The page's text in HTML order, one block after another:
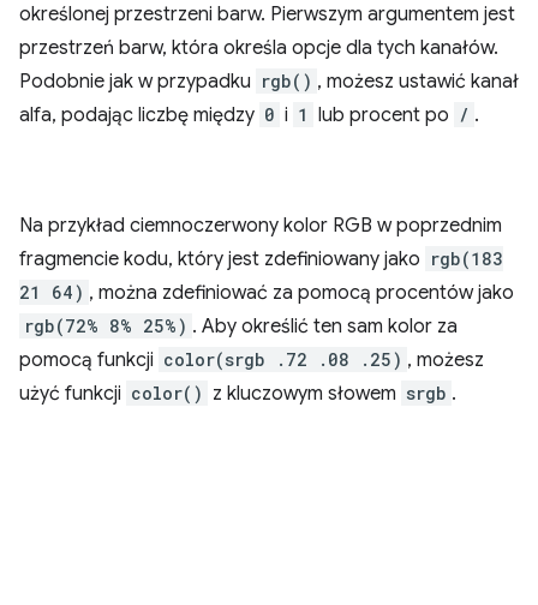
określonej przestrzeni barw. Pierwszym argumentem jest
przestrzeń barw, która określa opcje dla tych kanałów.
Podobnie jak w przypadku rgb() , możesz ustawić kanał
alfa, podając liczbę między 0 i 1 lub procent po / .
Na przykład ciemnoczerwony kolor RGB w poprzednim
fragmencie kodu, który jest zdefiniowany jako rgb(183
21 64) , można zdefiniować za pomocą procentów jako
rgb(72% 8% 25%) . Aby określić ten sam kolor za
pomocą funkcji color(srgb .72 .08 .25) , możesz
użyć funkcji color() z kluczowym słowem srgb .